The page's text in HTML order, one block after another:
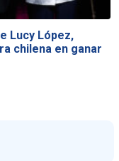
Lucy López,
chilena en ganar